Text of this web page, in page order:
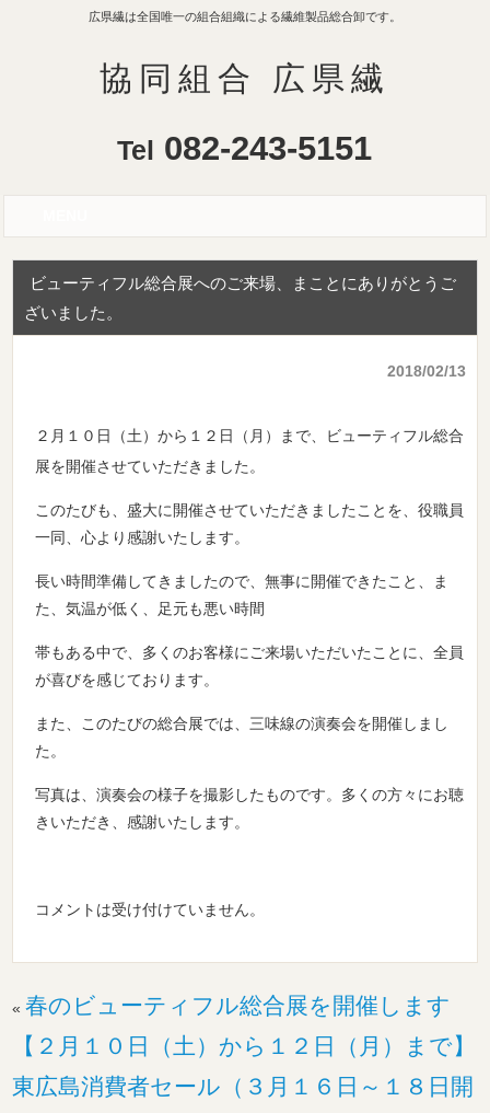
広県繊は全国唯一の組合組織による繊維製品総合卸です。
協同組合 広県繊
Tel 082-243-5151
ビューティフル総合展へのご来場、まことにありがとうご
ざいました。
2018/02/13
２月１０日（土）から１２日（月）まで、ビューティフル総合
展を開催させていただきました。
このたびも、盛大に開催させていただきましたことを、役職員
一同、心より感謝いたします。
長い時間準備してきましたので、無事に開催できたこと、ま
た、気温が低く、足元も悪い時間
帯もある中で、多くのお客様にご来場いただいたことに、全員
が喜びを感じております。
また、このたびの総合展では、三味線の演奏会を開催しまし
た。
写真は、演奏会の様子を撮影したものです。多くの方々にお聴
きいただき、感謝いたします。
コメントは受け付けていません。
«春のビューティフル総合展を開催します
【２月１０日（土）から１２日（月）まで】
東広島消費者セール（３月１６日～１８日開